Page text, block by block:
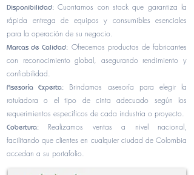
Disponibilidad: Cuontamos con stock que garantiza la
rápida entrega de equipos y consumibles esenciales
para la operación de su negocio.
Marcas de Calidad: Ofrecemos productos de fabricantes
con reconocimiento global, asegurando rendimiento y
confiabilidad.
Asesoría Experta:
Brindamos asesoría para elegir la
rotuladora o el tipo de cinta adecuado según los
requerimientos específicos de cada industria o proyecto.
Cobertura:
Realizamos ventas a nivel nacional,
facilitando que clientes en cualquier ciudad de Colombia
accedan a su portafolio.